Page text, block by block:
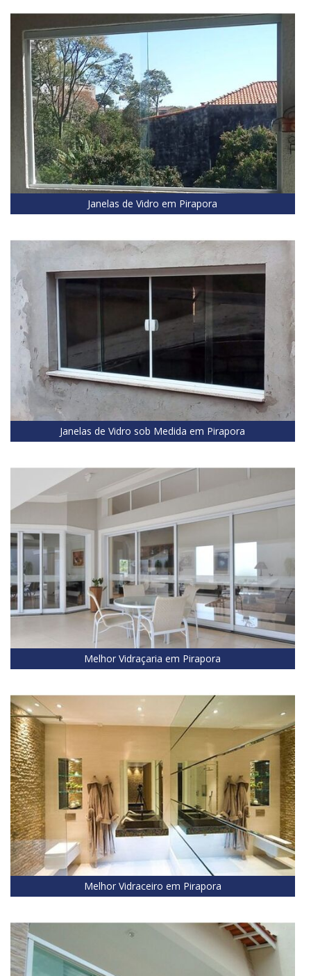
Janelas de Vidro em Pirapora
Janelas de Vidro sob Medida em Pirapora
Melhor Vidraçaria em Pirapora
Melhor Vidraceiro em Pirapora